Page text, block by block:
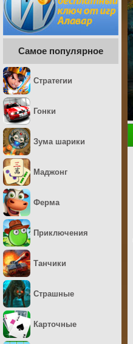
Самое популярное
Стратегии
Гонки
Зума шарики
Маджонг
Ферма
Приключения
Танчики
Страшные
Карточные